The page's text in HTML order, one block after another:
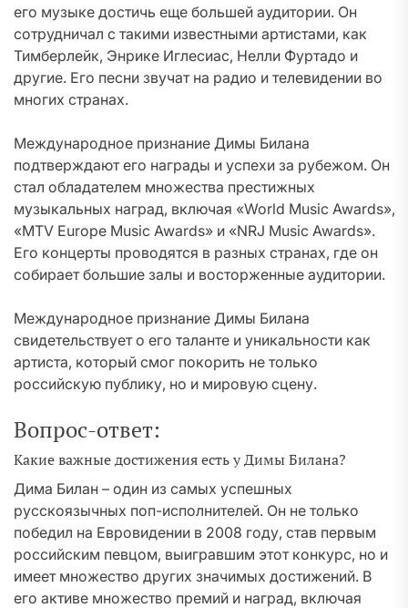
его музыке достичь еще большей аудитории. Он
сотрудничал с такими известными артистами, как
Тимберлейк, Энрике Иглесиас, Нелли Фуртадо и
другие. Его песни звучат на радио и телевидении во
многих странах.
Международное признание Димы Билана
подтверждают его награды и успехи за рубежом. Он
стал обладателем множества престижных
музыкальных наград, включая «World Music Awards»,
«MTV Europe Music Awards» и «NRJ Music Awards».
Его концерты проводятся в разных странах, где он
собирает большие залы и восторженные аудитории.
Международное признание Димы Билана
свидетельствует о его таланте и уникальности как
артиста, который смог покорить не только
российскую публику, но и мировую сцену.
Вопрос-ответ:
Какие важные достижения есть у Димы Билана?
Дима Билан – один из самых успешных
русскоязычных поп-исполнителей. Он не только
победил на Евровидении в 2008 году, став первым
российским певцом, выигравшим этот конкурс, но и
имеет множество других значимых достижений. В
его активе множество премий и наград, включая